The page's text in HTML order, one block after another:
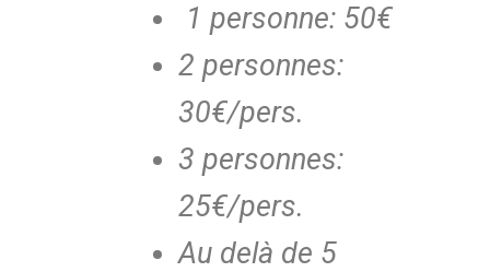
1 personne: 50€
2 personnes:
30€/pers.
3 personnes:
25€/pers.
Au delà de 5